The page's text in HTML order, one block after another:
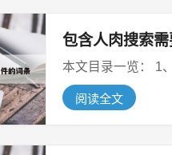
包含人肉搜索
阅读全文